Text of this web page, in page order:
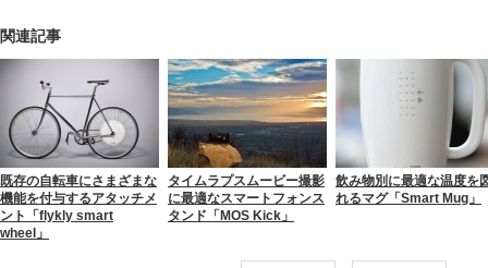
関連記事
既存の自転車にさまざまな
機能を付与するアタッチメ
ント「flykly smart
wheel」
タイムラプスムービー撮影
に最適なスマートフォンス
タンド「MOS Kick」
飲み物別に最適な温度を
れるマグ「Smart Mug」